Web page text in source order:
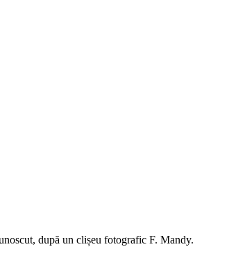
după un clișeu fotografic F. Mandy.